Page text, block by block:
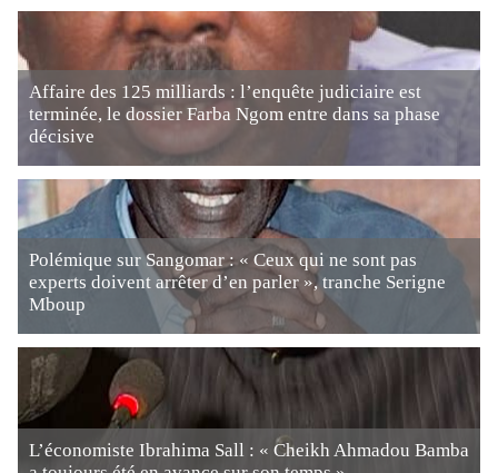
Affaire des 125 milliards : l’enquête judiciaire est
terminée, le dossier Farba Ngom entre dans sa phase
décisive
Polémique sur Sangomar : « Ceux qui ne sont pas
experts doivent arrêter d’en parler », tranche Serigne
Mboup
L’économiste Ibrahima Sall : « Cheikh Ahmadou Bamba